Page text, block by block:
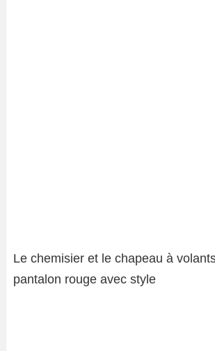
Le chemisier et le chapeau à
pantalon rouge avec style